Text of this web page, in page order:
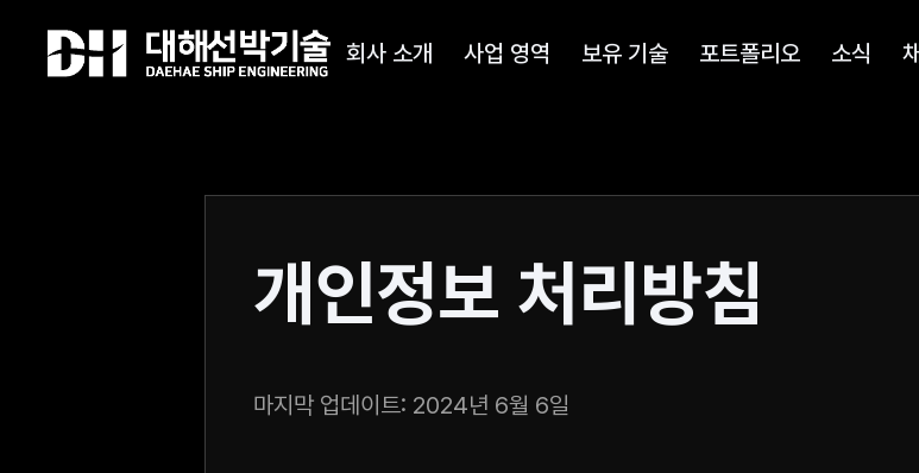
회사 소개 사업 영역 보유 기술 포트폴리오 소식
개인정보 처리방침
마지막 업데이트: 2024년 6월 6일